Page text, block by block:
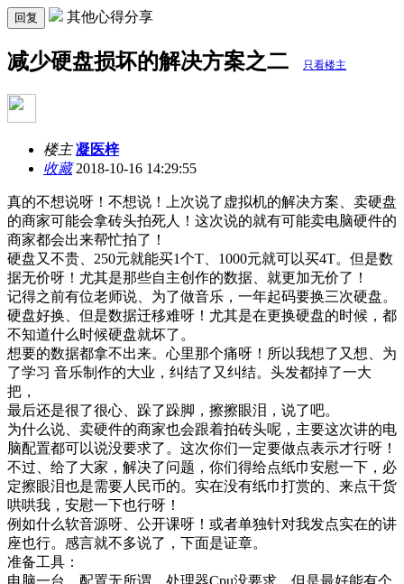
回复 其他心得分享
减少硬盘损坏的解决方案之二 只看楼主
楼主 凝医梓
收藏2018-10-16 14:29:55
真的不想说呀！不想说！上次说了虚拟机的解决方案、卖硬盘
的商家可能会拿砖头拍死人！这次说的就有可能卖电脑硬件的
商家都会出来帮忙拍了！
硬盘又不贵、250元就能买1个T、1000元就可以买4T。但是数
据无价呀！尤其是那些自主创作的数据、就更加无价了！
记得之前有位老师说、为了做音乐，一年起码要换三次硬盘。
硬盘好换、但是数据迁移难呀！尤其是在更换硬盘的时候，都
不知道什么时候硬盘就坏了。
想要的数据都拿不出来。心里那个痛呀！所以我想了又想、为
了学习 音乐制作的大业，纠结了又纠结。头发都掉了一大
把，
最后还是很了很心、跺了跺脚，擦擦眼泪，说了吧。
为什么说、卖硬件的商家也会跟着拍砖头呢，主要这次讲的电
脑配置都可以说没要求了。这次你们一定要做点表示才行呀！
不过、给了大家，解决了问题，你们得给点纸巾安慰一下，必
定擦眼泪也是需要人民币的。实在没有纸巾打赏的、来点干货
哄哄我，安慰一下也行呀！
例如什么软音源呀、公开课呀！或者单独针对我发点实在的讲
座也行。感言就不多说了，下面是证章。
准备工具：
电脑一台、配置无所谓，处理器Cpu没要求、但是最好能有个